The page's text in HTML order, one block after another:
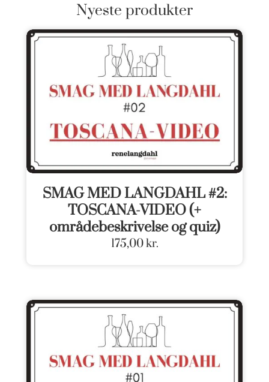
Nyeste produkter
SMAG MED LANGDAHL #2:
TOSCANA-VIDEO (+
områdebeskrivelse og quiz)
175,00kr.